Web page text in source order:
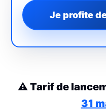
Je profite
⚠️ Tarif de
31